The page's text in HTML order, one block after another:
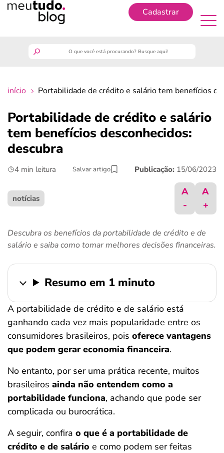
Cadastrar
finanças
benefícios
últimas notícias
ferramentas
início Portabilidade de crédito e salário tem benefícios
Portabilidade de crédito e salário
tem benefícios desconhecidos:
descubra
4 min leitura Salvar artigo Publicação: 15/06/2023
notícias
A
-
A
+
Descubra os benefícios da portabilidade de crédito e de
salário e saiba como tomar melhores decisões financeiras.
Resumo em 1 minuto
A portabilidade de crédito e de salário está
ganhando cada vez mais popularidade entre os
consumidores brasileiros, pois oferece vantagens
que podem gerar economia financeira.
No entanto, por ser uma prática recente, muitos
brasileiros ainda não entendem como a
portabilidade funciona, achando que pode ser
complicada ou burocrática.
A seguir, confira o que é a portabilidade de
crédito e de salário e como podem ser feitas